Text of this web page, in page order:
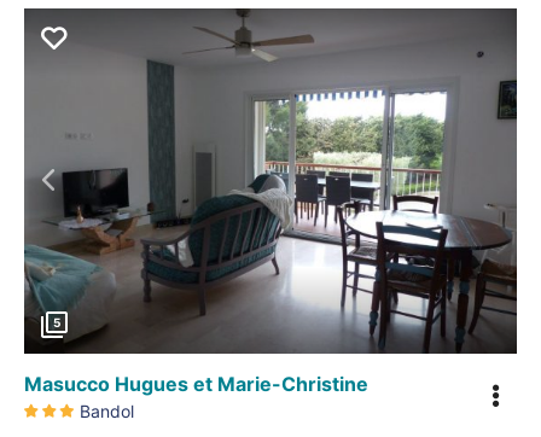
Précédent
5
Masucco Hugues et Marie-Christine
Bandol